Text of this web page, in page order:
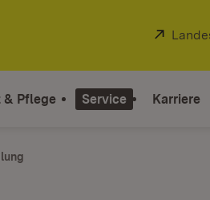
& Pflege Service Karriere